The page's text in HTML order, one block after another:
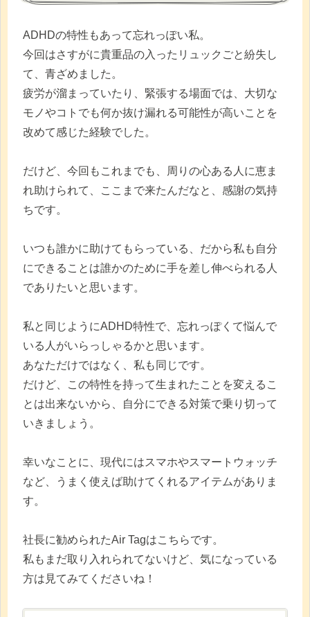
ADHDの特性もあって忘れっぽい私。
今回はさすがに貴重品の入ったリュックごと紛失し
て、青ざめました。
疲労が溜まっていたり、緊張する場面では、大切な
モノやコトでも何か抜け漏れる可能性が高いことを
改めて感じた経験でした。
だけど、今回もこれまでも、周りの心ある人に恵ま
れ助けられて、ここまで来たんだなと、感謝の気持
ちです。
いつも誰かに助けてもらっている、だから私も自分
にできることは誰かのために手を差し伸べられる人
でありたいと思います。
私と同じようにADHD特性で、忘れっぽくて悩んで
いる人がいらっしゃるかと思います。
あなただけではなく、私も同じです。
だけど、この特性を持って生まれたことを変えるこ
とは出来ないから、自分にできる対策で乗り切って
いきましょう。
幸いなことに、現代にはスマホやスマートウォッチ
など、うまく使えば助けてくれるアイテムがありま
す。
社長に勧められたAir Tagはこちらです。
私もまだ取り入れられてないけど、気になっている
方は見てみてくださいね！